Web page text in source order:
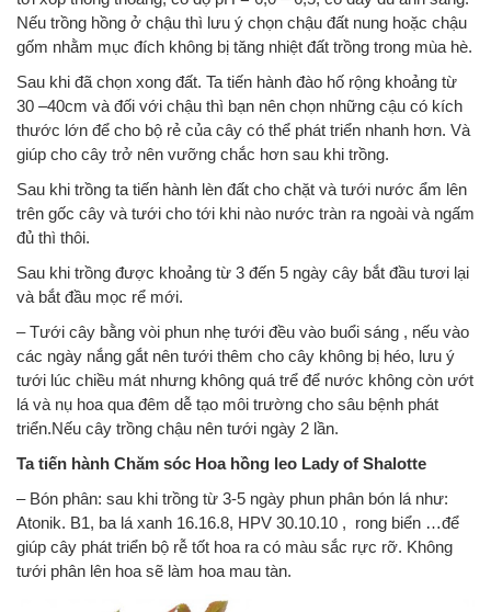
Nếu trồng hồng ở chậu thì lưu ý chọn chậu đất nung hoặc chậu
gốm nhằm mục đích không bị tăng nhiệt đất trồng trong mùa hè.
Sau khi đã chọn xong đất. Ta tiến hành đào hố rộng khoảng từ
30 –40cm và đối với chậu thì bạn nên chọn những cậu có kích
thước lớn để cho bộ rẻ của cây có thể phát triển nhanh hơn. Và
giúp cho cây trở nên vưỡng chắc hơn sau khi trồng.
Sau khi trồng ta tiến hành lèn đất cho chặt và tưới nước ẩm lên
trên gốc cây và tưới cho tới khi nào nước tràn ra ngoài và ngấm
đủ thì thôi.
Sau khi trồng được khoảng từ 3 đến 5 ngày cây bắt đầu tươi lại
và bắt đầu mọc rể mới.
– Tưới cây bằng vòi phun nhẹ tưới đều vào buổi sáng , nếu vào
các ngày nắng gắt nên tưới thêm cho cây không bị héo, lưu ý
tưới lúc chiều mát nhưng không quá trể để nước không còn ướt
lá và nụ hoa qua đêm dễ tạo môi trường cho sâu bệnh phát
triển.Nếu cây trồng chậu nên tưới ngày 2 lần.
Ta tiến hành Chăm sóc Hoa hồng leo Lady of Shalotte
– Bón phân: sau khi trồng từ 3-5 ngày phun phân bón lá như:
Atonik. B1, ba lá xanh 16.16.8, HPV 30.10.10 , rong biển …để
giúp cây phát triển bộ rễ tốt hoa ra có màu sắc rực rỡ. Không
tưới phân lên hoa sẽ làm hoa mau tàn.